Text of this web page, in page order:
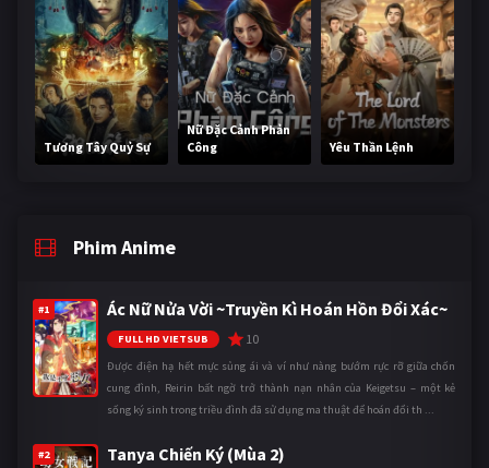
Tương Tây Quỷ Sự
Nữ Đặc Cảnh Phản
Công
Yêu Thần Lệnh
Phim Anime
#1 Ác Nữ Nửa Vời ~Truyền Kì Hoán Hồn Đổi Xác~
FULL HD VIETSUB 10
Được điện hạ hết mực sủng ái và ví như nàng bướm rực rỡ giữa chốn
cung đình, Reirin bất ngờ trở thành nạn nhân của Keigetsu – một kẻ
sống ký sinh trong triều đình đã sử dụng ma thuật để hoán đổi th ...
#2 Tanya Chiến Ký (Mùa 2)